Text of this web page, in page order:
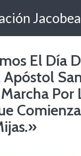
Jacobea
El Día
Apóstol
Por